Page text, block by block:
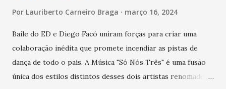
Por Lauriberto Carneiro Braga março 16, 2024
Baile do ED e Diego Facó uniram forças para criar uma
colaboração inédita que promete incendiar as pistas de
dança de todo o país. A Música "Só Nós Três" é uma fusão
única dos estilos distintos desses dois artistas renomados,